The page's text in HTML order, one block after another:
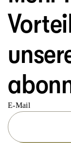
E-Mail